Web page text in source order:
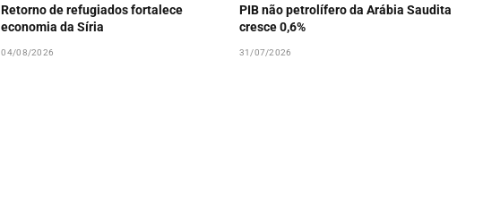
Retorno de refugiados fortalece
economia da Síria
04/08/2026
PIB não petrolífero da Arábia Saudita
cresce 0,6%
31/07/2026